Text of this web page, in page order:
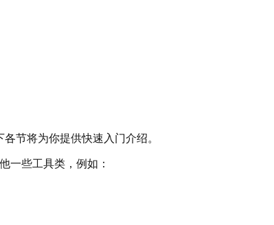
节将为你提供快速入门介绍。
一些工具类，例如：